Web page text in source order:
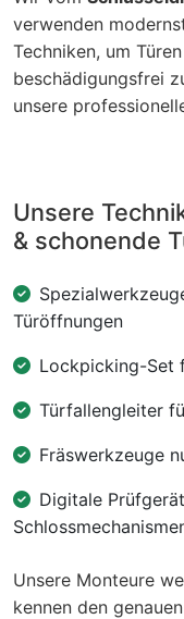
verwenden
Techniken, um
beschädigungsfrei
unsere
Unsere
& schonende
Türöffnungen
Lockpicking-Set
Türfallengleiter
Fräswerkzeuge
Digitale
Unsere Monteure
kennen den